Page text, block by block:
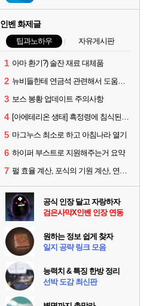
인벤 화제글
팁과노하우 자유게시판
1 아마 환기?) 술잔 재료 대체품
2 뉴비들한테 연금석 관련해서 도움이 될까해서..(벨의심장 등)
3 보스 봉황 업데이트 주의사항
4 [아에테리온 생태] 흑정령에 침식된 검사/용병
5 마그누스 최소로 하고 아침나라 열기
6 하이퍼 부스트로 지원해주는거 요약
7 펄 효율 계산, 포식의 기원 계산, 연금석 계산 사이트 공유
공식 인장 달고 자랑하자
검은사막X인벤 인장 연동
원하는 정보 쉽게 찾자
일지 공략 링크 모음
능력치 & 특징 한방 정리
선박 도감 최신판